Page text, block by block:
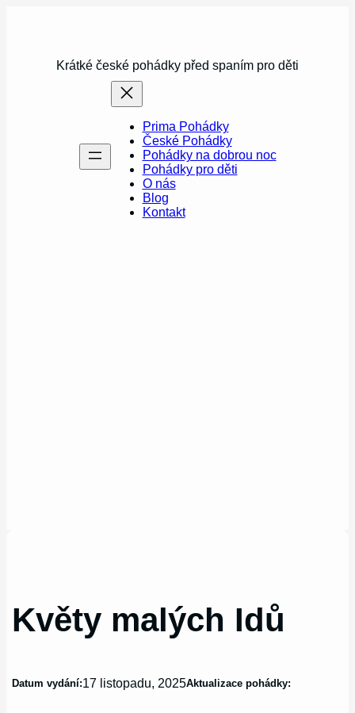
Krátké české pohádky před spaním pro děti
Prima Pohádky
České Pohádky
Pohádky na dobrou noc
Pohádky pro děti
O nás
Blog
Kontakt
Květy malých Idů
Datum vydání:17 listopadu, 2025Aktualizace pohádky: